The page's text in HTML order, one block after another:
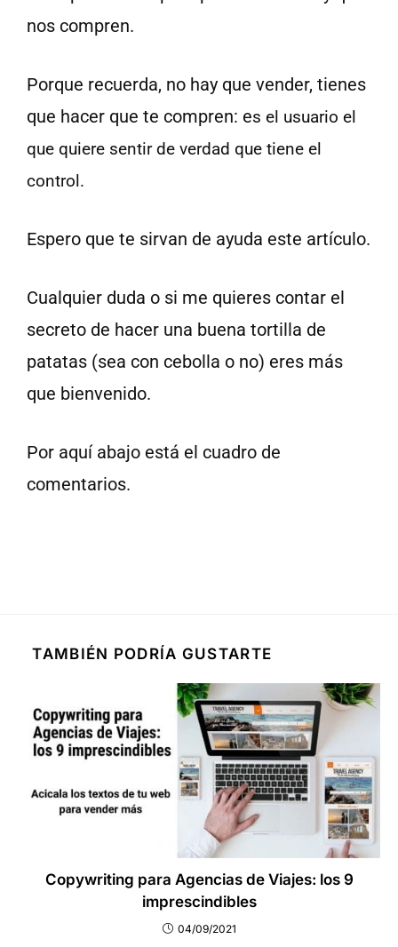
nos compren.
Porque recuerda, no hay que vender, tienes
que hacer que te compren: es el usuario el
que quiere sentir de verdad que tiene el
control.
Espero que te sirvan de ayuda este artículo.
Cualquier duda o si me quieres contar el
secreto de hacer una buena tortilla de
patatas (sea con cebolla o no) eres más
que bienvenido.
Por aquí abajo está el cuadro de
comentarios.
TAMBIÉN PODRÍA GUSTARTE
Copywriting para Agencias de Viajes: los 9
imprescindibles
04/09/2021